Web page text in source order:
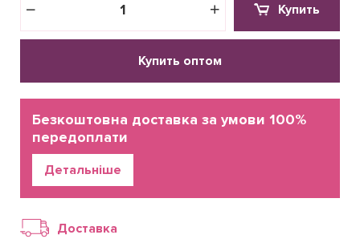
Купить
Купить оптом
Детальніше
Безкоштовна доставка за умови 100%
передоплати
Доставка